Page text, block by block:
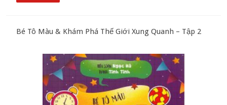
Bé Tô Màu & Khám Phá Thế Giới Xung Quanh – Tập 2